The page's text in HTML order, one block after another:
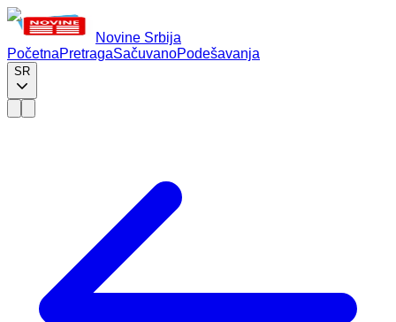
Novine Srbija
PočetnaPretragaSačuvanoPodešavanja
SR